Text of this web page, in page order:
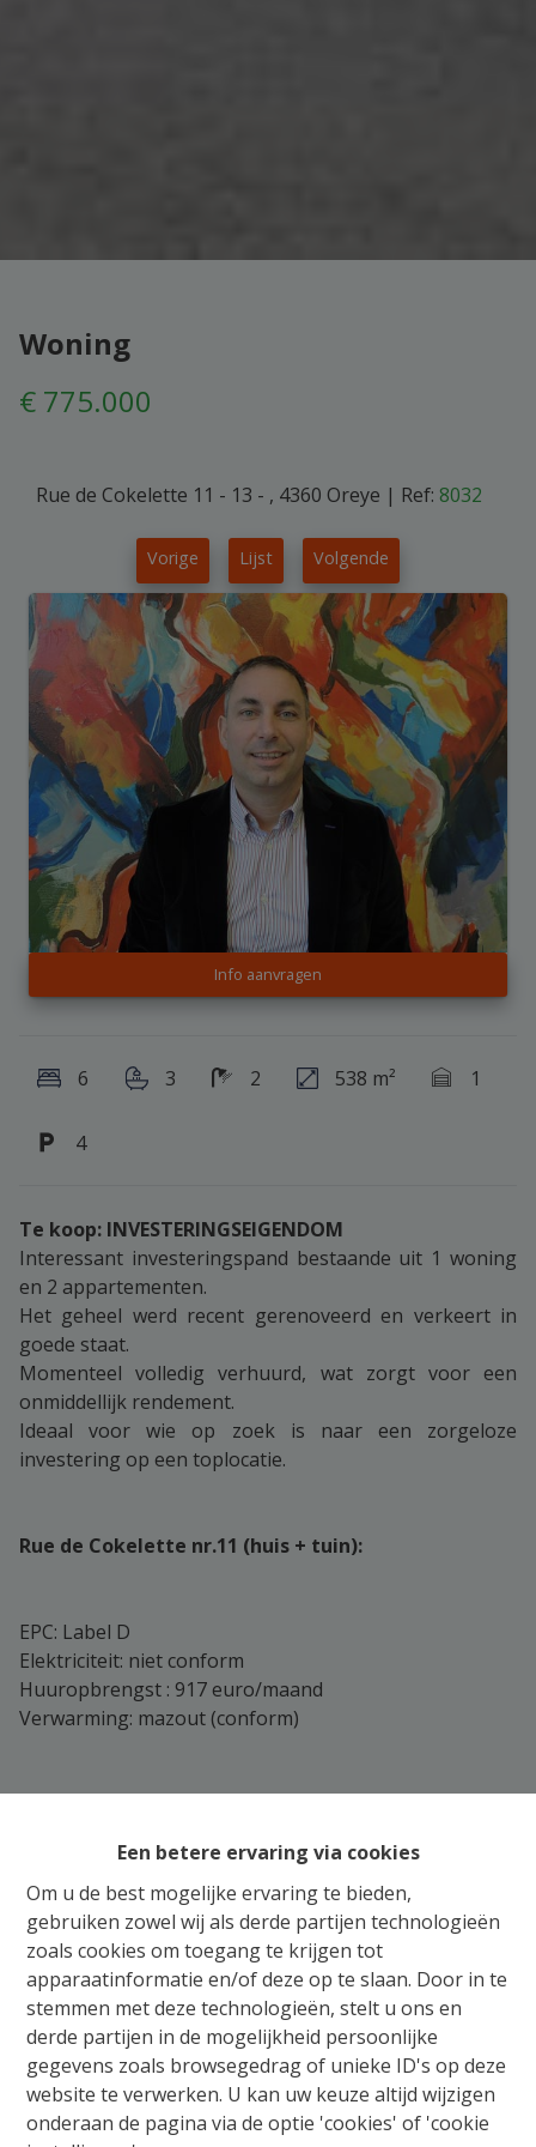
Een betere ervaring via cookies
Om u de best mogelijke ervaring te bieden,
gebruiken zowel wij als derde partijen technologieën
zoals cookies om toegang te krijgen tot
apparaatinformatie en/of deze op te slaan. Door in te
stemmen met deze technologieën, stelt u ons en
derde partijen in de mogelijkheid persoonlijke
gegevens zoals browsegedrag of unieke ID's op deze
website te verwerken. U kan uw keuze altijd wijzigen
onderaan de pagina via de optie 'cookies' of 'cookie
Woning
€ 775.000
Rue de Cokelette 11 - 13 - , 4360 Oreye | Ref: 8032
Vorige Lijst Volgende
Info aanvragen
6 3 2 538 m² 1
4
Te koop: INVESTERINGSEIGENDOM
Interessant investeringspand bestaande uit 1 woning
en 2 appartementen.
Het geheel werd recent gerenoveerd en verkeert in
goede staat.
Momenteel volledig verhuurd, wat zorgt voor een
onmiddellijk rendement.
Ideaal voor wie op zoek is naar een zorgeloze
investering op een toplocatie.
Rue de Cokelette nr.11 (huis + tuin):
EPC: Label D
Elektriciteit: niet conform
Huuropbrengst : 917 euro/maand
Verwarming: mazout (conform)
EPC : Label C
Elektriciteit: niet conform
Huuropbrengst : 835 euro/maand
Verwarming: gas (conform)
Rue de Cokelette nr.13.1: